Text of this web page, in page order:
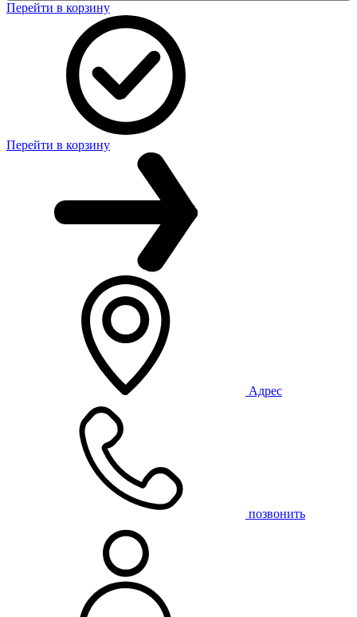
Перейти в корзину
Перейти в корзину
Адрес
позвонить